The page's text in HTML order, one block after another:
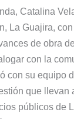
Catalina
La Guajira,
de obra
con la
con su equipo
que llevan
públicos de